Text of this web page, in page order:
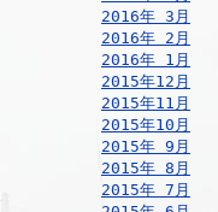
2016年 3月
2016年 2月
2016年 1月
2015年12月
2015年11月
2015年10月
2015年 9月
2015年 8月
2015年 7月